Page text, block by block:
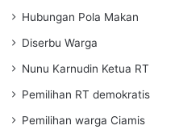
Hubungan Pola Makan
Diserbu Warga
Nunu Karnudin Ketua RT
Pemilihan RT demokratis
Pemilihan warga Ciamis